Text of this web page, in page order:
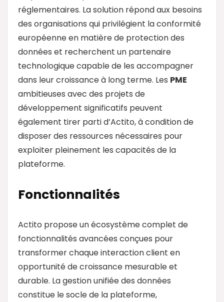
réglementaires. La solution répond aux besoins
des organisations qui privilégient la conformité
européenne en matière de protection des
données et recherchent un partenaire
technologique capable de les accompagner
dans leur croissance à long terme. Les PME
ambitieuses avec des projets de
développement significatifs peuvent
également tirer parti d’Actito, à condition de
disposer des ressources nécessaires pour
exploiter pleinement les capacités de la
plateforme.
Fonctionnalités
Actito propose un écosystème complet de
fonctionnalités avancées conçues pour
transformer chaque interaction client en
opportunité de croissance mesurable et
durable. La gestion unifiée des données
constitue le socle de la plateforme,